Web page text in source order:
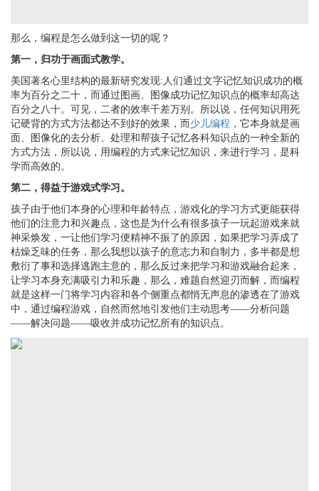
那么，编程是怎么做到这一切的呢？
第一，归功于画面式教学。
美国著名心里结构的最新研究发现: 人们通过文字记忆知识成功的概
率为百分之二十，而通过图画、图像成功记忆知识点的概率却高达
百分之八十。可见，二者的效率千差万别。所以说，任何知识用死
记硬背的方式方法都达不到好的效果，而少儿编程 ，它本身就是画
面、图像化的去分析、处理和帮孩子记忆各科知识点的一种全新的
方式方法，所以说，用编程的方式来记忆知识，来进行学习，是科
学而高效的。
第二，得益于游戏式学习。
孩子由于他们本身的心理和年龄特点，游戏化的学习方式更能获得
他们的注意力和兴趣点，这也是为什么有很多孩子一玩起游戏来就
神采焕发，一让他们学习便精神不振了的原因，如果把学习弄成了
枯燥乏味的任务，那么我想以孩子的意志力和自制力，多半都是想
敷衍了事和选择逃跑主意的，那么反过来把学习和游戏融合起来，
让学习本身充满吸引力和乐趣，那么，难题自然迎刃而解，而编程
就是这样一门将学习内容和各个侧重点都悄无声息的渗透在了游戏
中，通过编程游戏，自然而然地引发他们主动思考——分析问题
——解决问题——吸收并成功记忆所有的知识点。